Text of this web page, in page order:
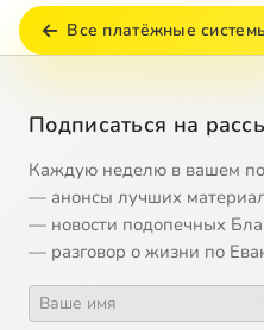
Все платёжные
Подписаться на
Каждую неделю в вашем
— анонсы лучших
— новости подопечных
— разговор о жизни по